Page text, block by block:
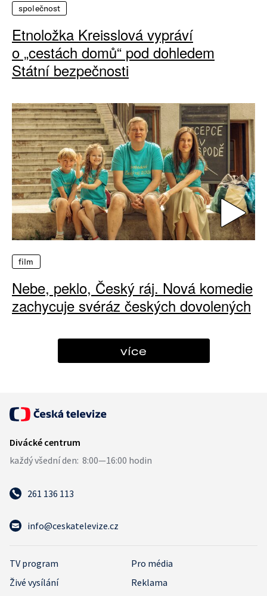
společnost
Etnoložka Kreisslová vypráví
o „cestách domů“ pod dohledem
Státní bezpečnosti
film
Nebe, peklo, Český ráj. Nová komedie
zachycuje svéráz českých dovolených
více
261 136 113
info@ceskatelevize.cz
TV program
Pro média
Živé vysílání
Reklama